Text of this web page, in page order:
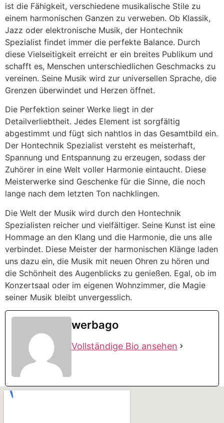
ist die Fähigkeit, verschiedene musikalische Stile zu
einem harmonischen Ganzen zu verweben. Ob Klassik,
Jazz oder elektronische Musik, der Hontechnik
Spezialist findet immer die perfekte Balance. Durch
diese Vielseitigkeit erreicht er ein breites Publikum und
schafft es, Menschen unterschiedlichen Geschmacks zu
vereinen. Seine Musik wird zur universellen Sprache, die
Grenzen überwindet und Herzen öffnet.
Die Perfektion seiner Werke liegt in der
Detailverliebtheit. Jedes Element ist sorgfältig
abgestimmt und fügt sich nahtlos in das Gesamtbild ein.
Der Hontechnik Spezialist versteht es meisterhaft,
Spannung und Entspannung zu erzeugen, sodass der
Zuhörer in eine Welt voller Harmonie eintaucht. Diese
Meisterwerke sind Geschenke für die Sinne, die noch
lange nach dem letzten Ton nachklingen.
Die Welt der Musik wird durch den Hontechnik
Spezialisten reicher und vielfältiger. Seine Kunst ist eine
Hommage an den Klang und die Harmonie, die uns alle
verbindet. Diese Meister der harmonischen Klänge laden
uns dazu ein, die Musik mit neuen Ohren zu hören und
die Schönheit des Augenblicks zu genießen. Egal, ob im
Konzertsaal oder im eigenen Wohnzimmer, die Magie
seiner Musik bleibt unvergesslich.
werbago
Vollständige Bio ansehen